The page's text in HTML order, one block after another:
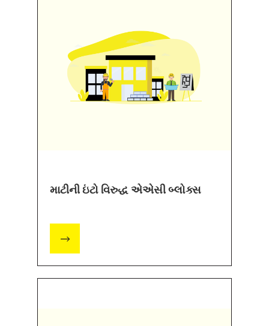
માટીની ઇંટો વિરુદ્ધ એએસી બ્લોક્સ